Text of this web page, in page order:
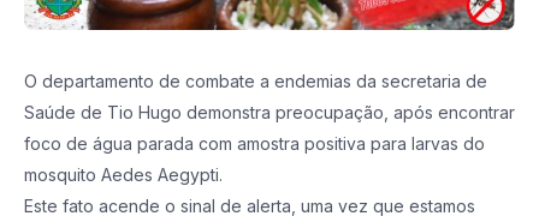
O departamento de combate a endemias da secretaria de
Saúde de Tio Hugo demonstra preocupação, após encontrar
foco de água parada com amostra positiva para larvas do
mosquito Aedes Aegypti.
Este fato acende o sinal de alerta, uma vez que estamos